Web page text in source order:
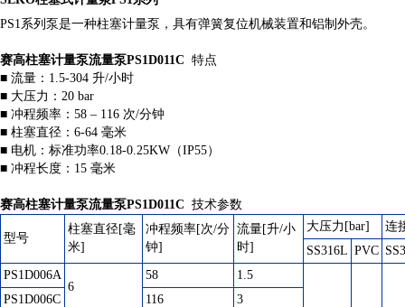
PS1系列泵是一种柱塞计量泵，具有弹簧复位机械装置和铝制外壳。
赛高柱塞计量泵流量泵PS1D011C 特点
■ 流量：1.5-304 升/小时
■ 大压力：20 bar
■ 冲程频率：58 – 116 次/分钟
■ 柱塞直径：6-64 毫米
■ 电机：标准功率0.18-0.25KW（IP55）
■ 冲程长度：15 毫米
赛高柱塞计量泵流量泵PS1D011C 技术参数
型号
柱塞直径[毫
米]
冲程频率[次/分
钟]
流量[升/小
时]
大压力[bar]
连
SS316L PVC
PS1D006A
6
58 1.5
PS1D006C 116
3